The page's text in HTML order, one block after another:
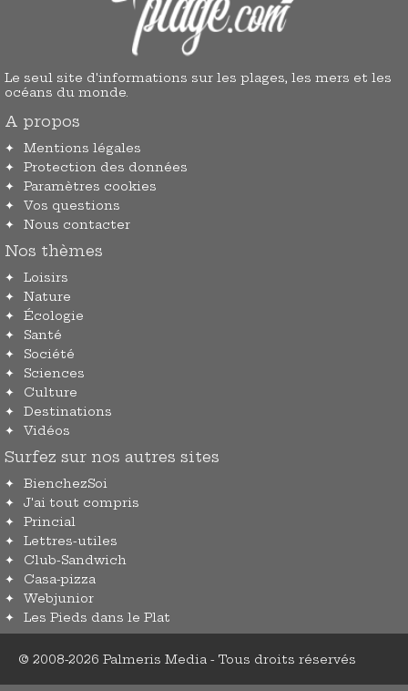
Le seul site d'informations sur les plages, les mers et les
océans du monde.
A propos
Mentions légales
Protection des données
Paramètres cookies
Vos questions
Nous contacter
Nos thèmes
Loisirs
Nature
Écologie
Santé
Société
Sciences
Culture
Destinations
Vidéos
Surfez sur nos autres sites
BienchezSoi
J'ai tout compris
Princial
Lettres-utiles
Club-Sandwich
Casa-pizza
Webjunior
Les Pieds dans le Plat
© 2008-2026 Palmeris Media - Tous droits réservés